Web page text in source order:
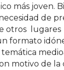
más joven.
de
otros lugares
formato
motivo de la